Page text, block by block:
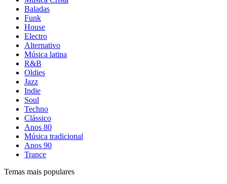
Baladas
Funk
House
Electro
Alternativo
Música latina
R&B
Oldies
Jazz
Indie
Soul
Techno
Clássico
Anos 80
Música tradicional
Anos 90
Trance
Temas mais populares